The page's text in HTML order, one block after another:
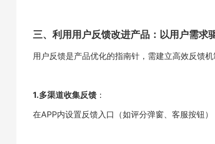
三、利用用户反馈改进产品：以用户需求
用户反馈是产品优化的指南针，需建立高效反馈机
1.多渠道收集反馈 ：
在APP内设置反馈入口（如评分弹窗、客服按钮